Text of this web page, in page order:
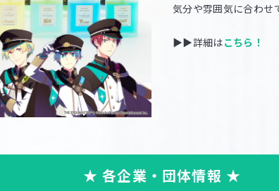
気分や雰囲気に合わせ
▶▶詳細はこちら！
★ 各企業・団体情報 ★